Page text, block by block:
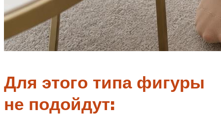
Для этого типа фигуры
не подойдут: